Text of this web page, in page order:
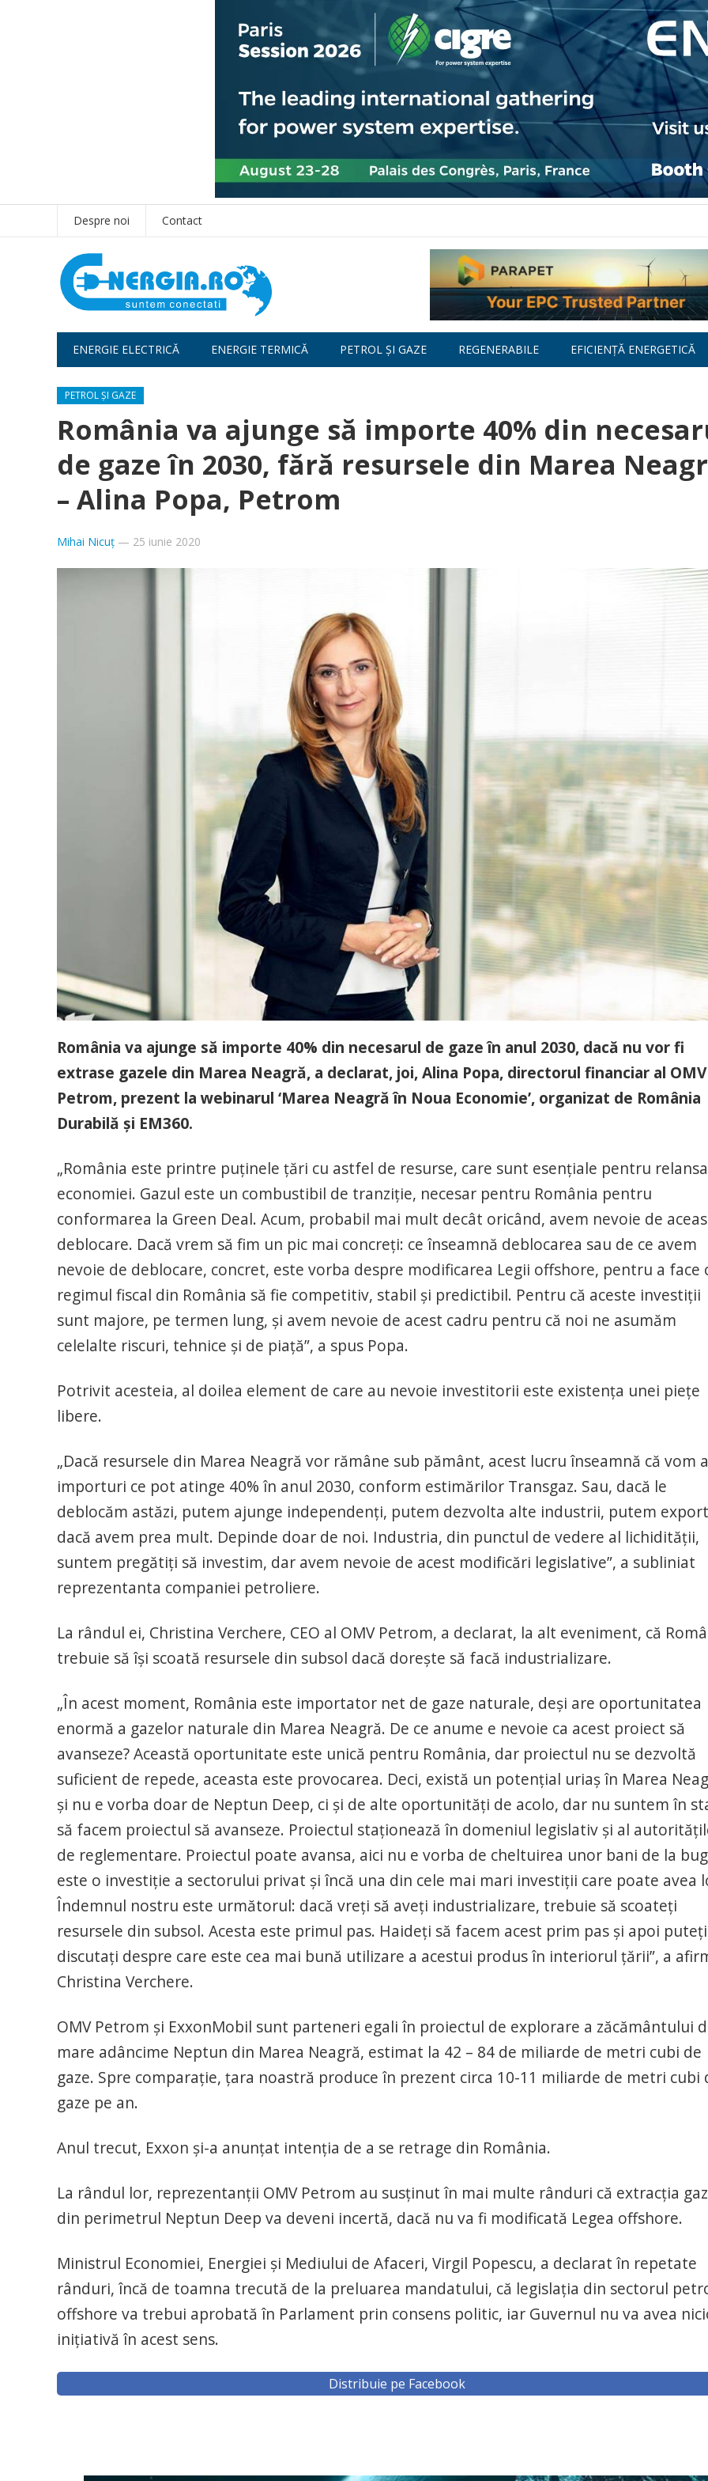
Despre noi Contact
ENERGIE ELECTRICĂ ENERGIE TERMICĂ PETROL ȘI GAZE REGENERABILE EFICIENȚĂ ENERGETICĂ
PETROL ȘI GAZE
România va ajunge să importe 40% din
de gaze în 2030, fără resursele din Marea
– Alina Popa, Petrom
Mihai Nicuț — 25 iunie 2020
România va ajunge să importe 40% din necesarul de gaze în anul 2030, dacă nu vor fi
extrase gazele din Marea Neagră, a declarat, joi, Alina Popa, directorul financiar al OMV
Petrom, prezent la webinarul ‘Marea Neagră în Noua Economie’, organizat de România
Durabilă şi EM360.
„România este printre puţinele ţări cu astfel de resurse, care sunt esenţiale pentru
economiei. Gazul este un combustibil de tranziţie, necesar pentru România pentru
conformarea la Green Deal. Acum, probabil mai mult decât oricând, avem nevoie de
deblocare. Dacă vrem să fim un pic mai concreţi: ce înseamnă deblocarea sau de ce avem
nevoie de deblocare, concret, este vorba despre modificarea Legii offshore, pentru a face
regimul fiscal din România să fie competitiv, stabil şi predictibil. Pentru că aceste investiţii
sunt majore, pe termen lung, şi avem nevoie de acest cadru pentru că noi ne asumăm
celelalte riscuri, tehnice şi de piaţă”, a spus Popa.
Potrivit acesteia, al doilea element de care au nevoie investitorii este existenţa unei pieţe
libere.
„Dacă resursele din Marea Neagră vor rămâne sub pământ, acest lucru înseamnă că vom
importuri ce pot atinge 40% în anul 2030, conform estimărilor Transgaz. Sau, dacă le
deblocăm astăzi, putem ajunge independenţi, putem dezvolta alte industrii, putem
dacă avem prea mult. Depinde doar de noi. Industria, din punctul de vedere al lichidităţii,
suntem pregătiţi să investim, dar avem nevoie de acest modificări legislative”, a subliniat
reprezentanta companiei petroliere.
La rândul ei, Christina Verchere, CEO al OMV Petrom, a declarat, la alt eveniment, că
trebuie să îşi scoată resursele din subsol dacă doreşte să facă industrializare.
„În acest moment, România este importator net de gaze naturale, deşi are oportunitatea
enormă a gazelor naturale din Marea Neagră. De ce anume e nevoie ca acest proiect să
avanseze? Această oportunitate este unică pentru România, dar proiectul nu se dezvoltă
suficient de repede, aceasta este provocarea. Deci, există un potenţial uriaş în Marea
şi nu e vorba doar de Neptun Deep, ci şi de alte oportunităţi de acolo, dar nu suntem în
să facem proiectul să avanseze. Proiectul staţionează în domeniul legislativ şi al
de reglementare. Proiectul poate avansa, aici nu e vorba de cheltuirea unor bani de la
este o investiţie a sectorului privat şi încă una din cele mai mari investiţii care poate avea
Îndemnul nostru este următorul: dacă vreţi să aveţi industrializare, trebuie să scoateţi
resursele din subsol. Acesta este primul pas. Haideţi să facem acest prim pas şi apoi puteţi
discutaţi despre care este cea mai bună utilizare a acestui produs în interiorul ţării”, a
Christina Verchere.
OMV Petrom şi ExxonMobil sunt parteneri egali în proiectul de explorare a zăcământului
mare adâncime Neptun din Marea Neagră, estimat la 42 – 84 de miliarde de metri cubi de
gaze. Spre comparaţie, ţara noastră produce în prezent circa 10-11 miliarde de metri cubi
gaze pe an.
Anul trecut, Exxon şi-a anunţat intenţia de a se retrage din România.
La rândul lor, reprezentanţii OMV Petrom au susţinut în mai multe rânduri că extracţia
din perimetrul Neptun Deep va deveni incertă, dacă nu va fi modificată Legea offshore.
Ministrul Economiei, Energiei şi Mediului de Afaceri, Virgil Popescu, a declarat în repetate
rânduri, încă de toamna trecută de la preluarea mandatului, că legislaţia din sectorul
offshore va trebui aprobată în Parlament prin consens politic, iar Guvernul nu va avea
iniţiativă în acest sens.
Distribuie pe Facebook